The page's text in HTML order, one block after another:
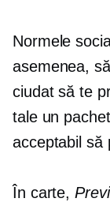
Normele
asemenea,
ciudat să te
tale un
acceptabil să
În carte,